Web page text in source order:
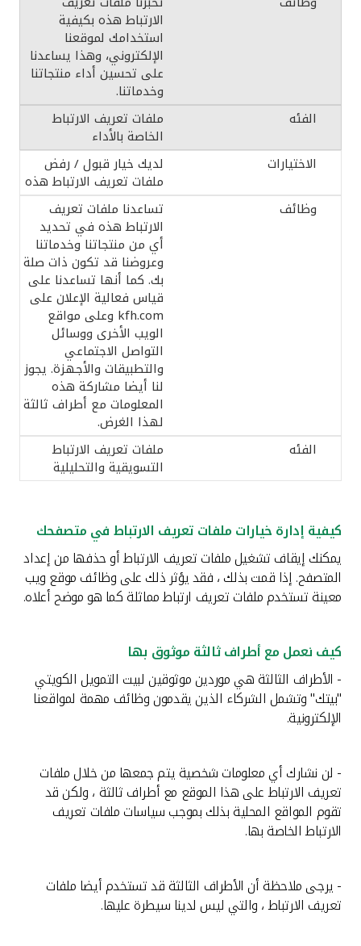
الارتباط هذه بكيفية
استخدامك لموقعنا
الإلكتروني، وهذا يساعدنا
على تحسين أداء منتجاتنا
وخدماتنا.
ملفات تعريف الارتباط
الخاصة بالأداء
لديك خيار قبول / رفض
ملفات تعريف الارتباط هذه
تساعدنا ملفات تعريف
الارتباط هذه في تحديد
أي من منتجاتنا وخدماتنا
وعروضنا قد تكون ذات صلة
بك. كما أنها تساعدنا على
قياس فعالية الإعلان على
kfh.com وعلى مواقع
الويب الأخرى ووسائل
التواصل الاجتماعي
والتطبيقات والأجهزة. يجوز
لنا أيضا مشاركة هذه
المعلومات مع أطراف ثالثة
لهذا الغرض.
ملفات تعريف الارتباط
التسويقية والتحليلية
كيفية إدارة خيارات ملفات تعريف الارتباط في متصفحك
يمكنك إيقاف تشغيل ملفات تعريف الارتباط أو حذفها من إعداد
المتصفح. إذا قمت بذلك ، فقد يؤثر ذلك على وظائف موقع ويب
معينة تستخدم ملفات تعريف ارتباط مماثلة كما هو موضح أعلاه.
كيف نعمل مع أطراف ثالثة موثوق بها
- الأطراف الثالثة هي موردين موثوقين لبيت التمويل الكويتي
"بيتك" وتشمل الشركاء الذين يقدمون وظائف مهمة لمواقعنا
الإلكترونية.
- لن نشارك أي معلومات شخصية يتم جمعها من خلال ملفات
تعريف الارتباط على هذا الموقع مع أطراف ثالثة ، ولكن قد
تقوم المواقع المحلية بذلك بموجب سياسات ملفات تعريف
الارتباط الخاصة بها.
- يرجى ملاحظة أن الأطراف الثالثة قد تستخدم أيضا ملفات
تعريف الارتباط ، والتي ليس لدينا سيطرة عليها.